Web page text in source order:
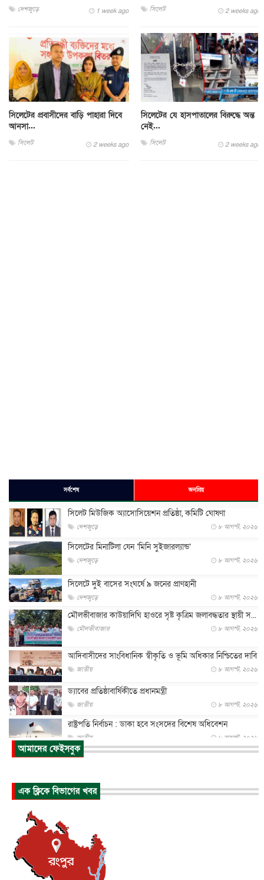
দেশজুড়ে 1 week ago সিলেট 2 weeks ago
সিলেটের প্রবাসীদের বাড়ি পাহারা দিবে
আনসা...
সিলেট 2 weeks ago
সিলেটের যে হাসপাতালের বিরুদ্ধে অন্ত
নেই...
সিলেট 2 weeks ago
সর্বশেষ জনপ্রিয়
সিলেট মিউজিক অ্যাসোসিয়েশন প্রতিষ্ঠা, কমিটি ঘোষণা
দেশজুড়ে ৮ আগস্ট, ২০২৬
সিলেটের মিনাটিলা যেন ‘মিনি সুইজারল্যান্ড’
দেশজুড়ে ৮ আগস্ট, ২০২৬
সিলেটে দুই বাসের সংঘর্ষে ৯ জনের প্রাণহানী
দেশজুড়ে ৮ আগস্ট, ২০২৬
মৌলভীবাজার কাউয়াদিঘি হাওরে সৃষ্ট কৃত্রিম জলাবদ্ধতার স্থায়ী স...
মৌলভীবাজার ৮ আগস্ট, ২০২৬
আদিবাসীদের সাংবিধানিক স্বীকৃতি ও ভূমি অধিকার নিশ্চিতের দাবি
জাতীয় ৮ আগস্ট, ২০২৬
ড্যাবের প্রতিষ্ঠাবার্ষিকীতে প্রধানমন্ত্রী
জাতীয় ৮ আগস্ট, ২০২৬
রাষ্ট্রপতি নির্বাচন : ডাকা হবে সংসদের বিশেষ অধিবেশন
জাতীয় ৮ আগস্ট, ২০২৬
প্রধানমন্ত্রীর সঙ্গে সাক্ষাতে খুদে শিল্পী অনুশ্রী রায়ের স্বপ...
পাকিস্তান-তুরস্কের সঙ্গে প্রতিরক্ষা চুক্তি সৌদি আরবকে কতটা ন...
যুক্তরাজ্যে গ্রুমিং কেলেঙ্কারি : পাকিস্তানির অপরাধে অস্বস্তি...
আন্তর্জাতিক
বিরোধ কাটিয়ে কূটনৈতিক সম্পর্ক পুনঃস্থাপন করছে মেক্সিকো ও
আমাদের ফেইসবুক
এক ক্লিকে বিভাগের খবর